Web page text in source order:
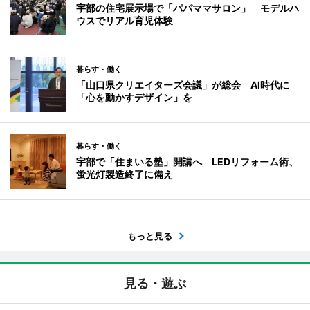
宇部の住宅展示場で「パパママサロン」 モデルハ
ウスでリアル育児体験
暮らす・働く
「山口県クリエイターズ会議」が総会 AI時代に
「心を動かすデザイン」を
暮らす・働く
宇部で「住まいる塾」開講へ LEDリフォーム術、
蛍光灯製造終了に備え
もっと見る
見る・遊ぶ